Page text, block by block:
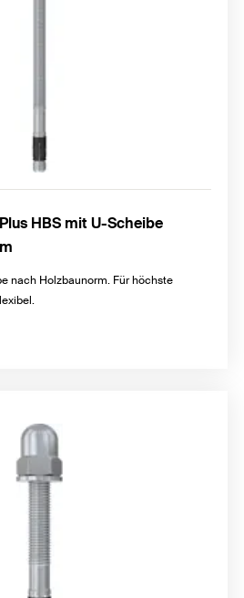
HBS mit U-Scheibe
nach Holzbaunorm. Für höchste